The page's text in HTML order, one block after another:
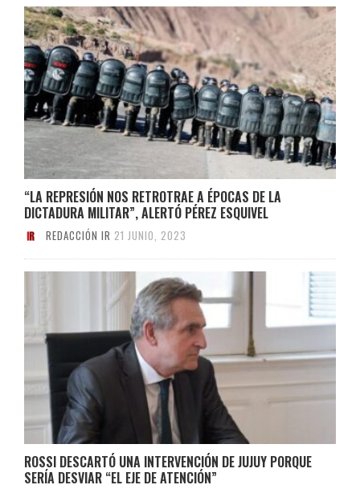
“LA REPRESIÓN NOS RETROTRAE A ÉPOCAS DE LA
DICTADURA MILITAR”, ALERTÓ PÉREZ ESQUIVEL
REDACCIÓN IR 21 JUNIO, 2023
ROSSI DESCARTÓ UNA INTERVENCIÓN DE JUJUY PORQUE
SERÍA DESVIAR “EL EJE DE ATENCIÓN”